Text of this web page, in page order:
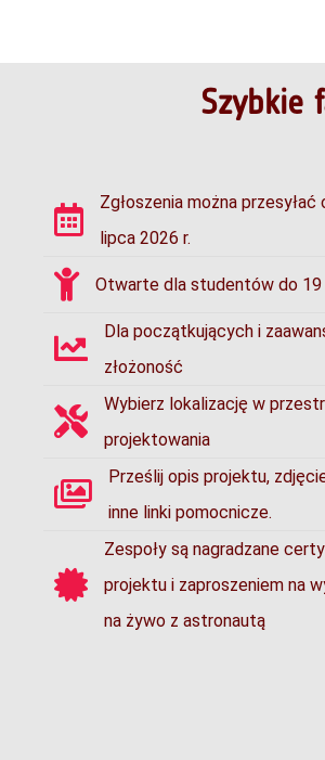
Szybkie
Zgłoszenia można
lipca 2026 r.
Otwarte dla studentów do 19
Dla początkujących i
złożoność
Wybierz lokalizację w
projektowania
Prześlij opis projektu,
inne linki pomocnicze.
Zespoły są nagradzane
projektu i zaproszeniem na
na żywo z astronautą